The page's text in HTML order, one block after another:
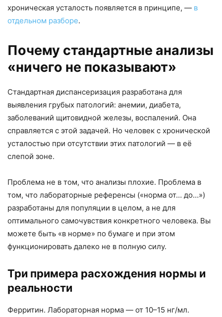
хроническая усталость появляется в принципе, — в
отдельном разборе.
Почему стандартные анализы
«ничего не показывают»
Стандартная диспансеризация разработана для
выявления грубых патологий: анемии, диабета,
заболеваний щитовидной железы, воспалений. Она
справляется с этой задачей. Но человек с хронической
усталостью при отсутствии этих патологий — в её
слепой зоне.
Проблема не в том, что анализы плохие. Проблема в
том, что лабораторные референсы («норма от… до…»)
разработаны для популяции в целом, а не для
оптимального самочувствия конкретного человека. Вы
можете быть «в норме» по бумаге и при этом
функционировать далеко не в полную силу.
Три примера расхождения нормы и
реальности
Ферритин. Лабораторная норма — от 10–15 нг/мл.